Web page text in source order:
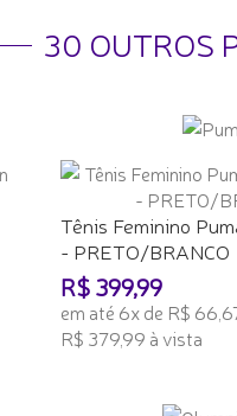
30 OUTROS
Tênis Feminino
- PRETO/BRANCO
R$ 399,99
em até 6x de R$
R$ 379,99 à vista